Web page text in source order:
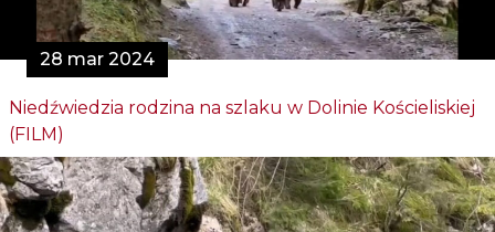
28 mar 2024
Niedźwiedzia rodzina na szlaku w Dolinie Kościeliskiej
(FILM)